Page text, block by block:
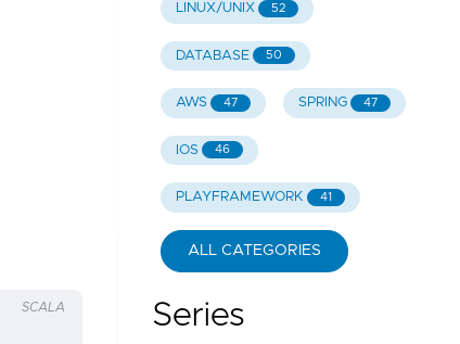
SCALA
LINUX/UNIX 52
DATABASE 50
AWS 47 SPRING 47
IOS 46
PLAYFRAMEWORK 41
ALL CATEGORIES
Series